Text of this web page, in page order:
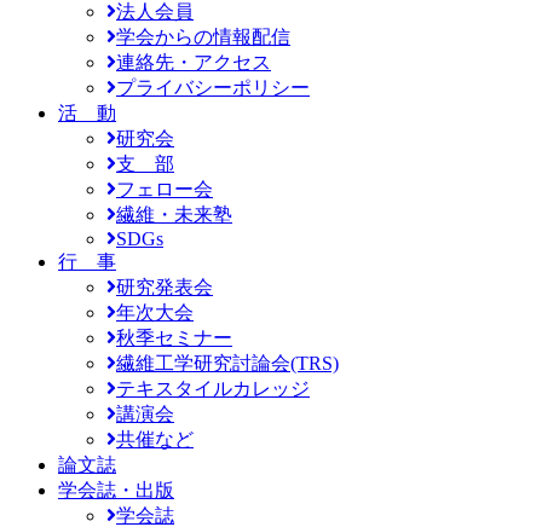
法人会員
学会からの情報配信
連絡先・アクセス
プライバシーポリシー
活 動
研究会
支 部
フェロー会
繊維・未来塾
SDGs
行 事
研究発表会
年次大会
秋季セミナー
繊維工学研究討論会(TRS)
テキスタイルカレッジ
講演会
共催など
論文誌
学会誌・出版
学会誌